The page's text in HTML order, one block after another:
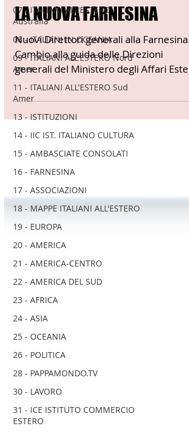
07 - ITALIANI ALL'ESTERO
Australia
08 - ITALIANI IN OCEANIA
09 - ITALIANI ALL'ESTERO Nord
Amer
11 - ITALIANI ALL'ESTERO Sud
Amer
13 - ISTITUZIONI
14 - IIC IST. ITALIANO CULTURA
15 - AMBASCIATE CONSOLATI
16 - FARNESINA
17 - ASSOCIAZIONI
18 - MAPPE ITALIANI ALL'ESTERO
19 - EUROPA
20 - AMERICA
21 - AMERICA-CENTRO
22 - AMERICA DEL SUD
23 - AFRICA
24 - ASIA
25 - OCEANIA
26 - POLITICA
28 - PAPPAMONDO.TV
30 - LAVORO
31 - ICE ISTITUTO COMMERCIO
ESTERO
LA NUOVA FARNESINA
Nuovi Direttori generali alla Farnesina.
Cambio alla guida delle Direzioni
generali del Ministero degli Affari Esteri
e della Cooperazione Internazionale . Il
Consiglio dei Ministri di ieri ha infatti
deliberato le nomine proposte dal
DIREZIONE GENERALE DELLA
FARNESINA